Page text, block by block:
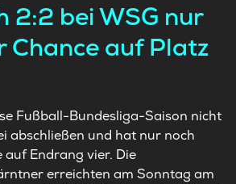
2:2 bei WSG nur
Chance auf Platz
Fußball-Bundesliga-Saison nicht
abschließen und hat nur noch
auf Endrang vier. Die
erreichten am Sonntag am